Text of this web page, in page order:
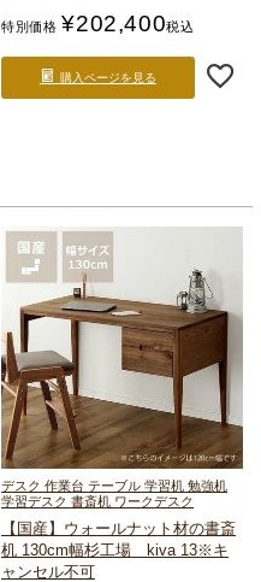
特別価格 ¥202,400税込
購入ページを見る
デスク 作業台 テーブル 学習机 勉強机
学習デスク 書斎机 ワークデスク
【国産】ウォールナット材の書斎
机 130cm幅杉工場 kiva 13※キ
ャンセル不可